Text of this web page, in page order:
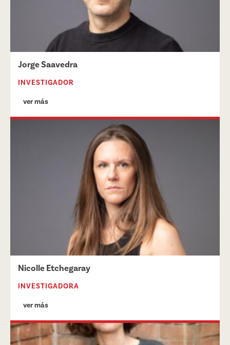
Jorge Saavedra
INVESTIGADOR
ver más
Nicolle Etchegaray
INVESTIGADORA
ver más